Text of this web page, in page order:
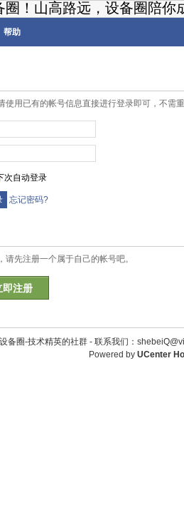
！山高路远，设备圈陪你
帮助
使用已有的帐号信息直接进行登录即可，不需
次自动登录
忘记密码?
先注册一个属于自己的帐号吧。
即注册
设备圈-技术精英的社群 - 联系我们：
Powered by UCenter